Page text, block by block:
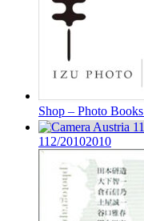
Shop – Photo Books
112/20102010